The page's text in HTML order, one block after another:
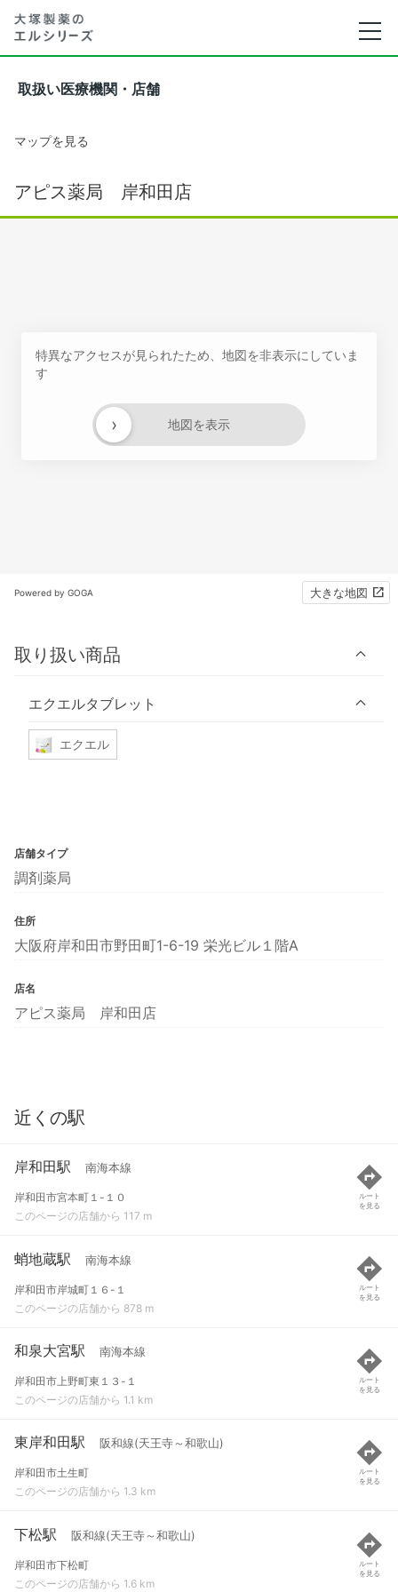
取扱い医療機関・店舗
マップを見る
アピス薬局 岸和田店
特異なアクセスが見られたため、地図を非表示にしていま
す
地図を表示
›
Powered by GOGA 大きな地図
取り扱い商品
エクエルタブレット
エクエル
店舗タイプ
調剤薬局
住所
大阪府岸和田市野田町1-6-19 栄光ビル１階A
店名
アピス薬局 岸和田店
近くの駅
岸和田駅 南海本線
岸和田市宮本町１-１０
このページの店舗から 117 m
ルート
を見る
蛸地蔵駅 南海本線
岸和田市岸城町１６-１
このページの店舗から 878 m
ルート
を見る
和泉大宮駅 南海本線
岸和田市上野町東１３-１
このページの店舗から 1.1 km
ルート
を見る
東岸和田駅 阪和線(天王寺～和歌山)
岸和田市土生町
このページの店舗から 1.3 km
ルート
を見る
下松駅 阪和線(天王寺～和歌山)
岸和田市下松町
このページの店舗から 1.6 km
ルート
を見る